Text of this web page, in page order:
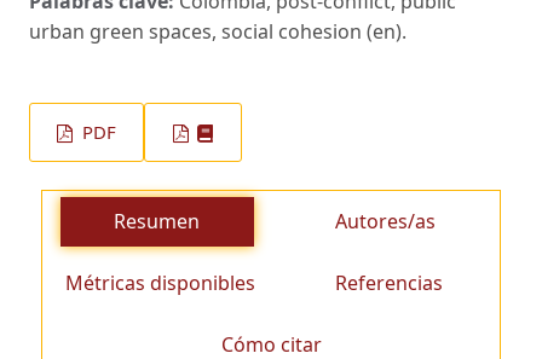
urban green spaces, social cohesion (en).
PDF
Resumen Autores/as
Métricas disponibles Referencias
Cómo citar